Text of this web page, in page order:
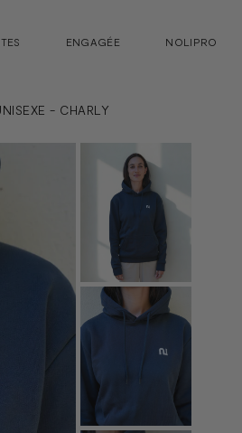
ENGAGÉE NOLIPRO
- CHARLY